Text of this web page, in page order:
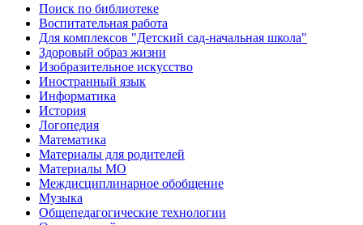
Поиск по библиотеке
Воспитательная работа
Для комплексов "Детский сад-начальная школа"
Здоровый образ жизни
Изобразительное искусство
Иностранный язык
Информатика
История
Логопедия
Математика
Материалы для родителей
Материалы МО
Междисциплинарное обобщение
Музыка
Общепедагогические технологии